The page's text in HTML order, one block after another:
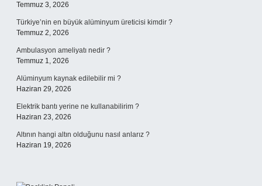
Temmuz 3, 2026
Türkiye’nin en büyük alüminyum üreticisi kimdir ?
Temmuz 2, 2026
Ambulasyon ameliyatı nedir ?
Temmuz 1, 2026
Alüminyum kaynak edilebilir mi ?
Haziran 29, 2026
Elektrik bantı yerine ne kullanabilirim ?
Haziran 23, 2026
Altının hangi altın olduğunu nasıl anlarız ?
Haziran 19, 2026